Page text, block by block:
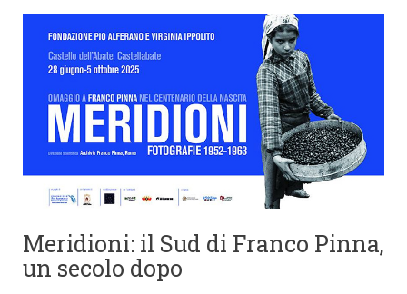
Meridioni: il Sud di Franco Pinna,
un secolo dopo